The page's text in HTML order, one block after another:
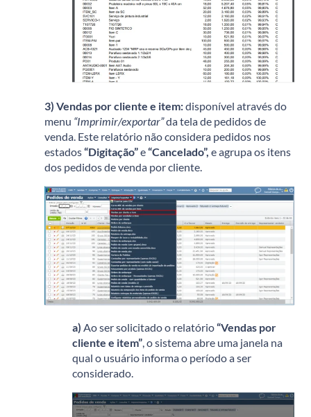
3) Vendas por cliente e item:disponível através do
menu “Imprimir/exportar”da tela de pedidos de
venda. Este relatório não considera pedidos nos
estados“Digitação”e“Cancelado”, e agrupa os itens
dos pedidos de venda por cliente.
a) Ao ser solicitado o relatório“Vendas por
cliente e item”, o sistema abre uma janela na
qual o usuário informa o período a ser
considerado.